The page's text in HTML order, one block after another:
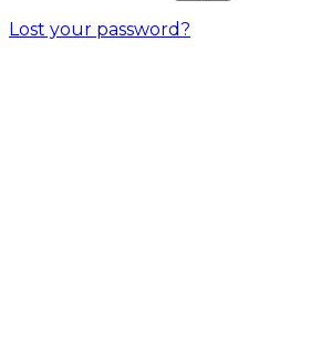
Lost your password?